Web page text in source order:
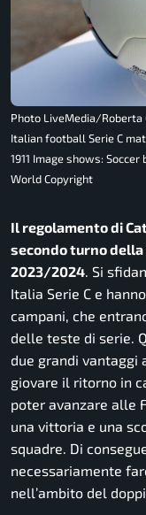
Photo LiveMedia/Roberta
Italian football Serie C
1911 Image shows:
World Copyright
Il regolamento di
secondo turno della
2023/2024. Si
Italia Serie C e
campani, che
delle teste di serie.
due grandi vantaggi
giovare il ritorno in
poter avanzare alle
una vittoria e una
squadre. Di
necessariamente
nell’ambito del